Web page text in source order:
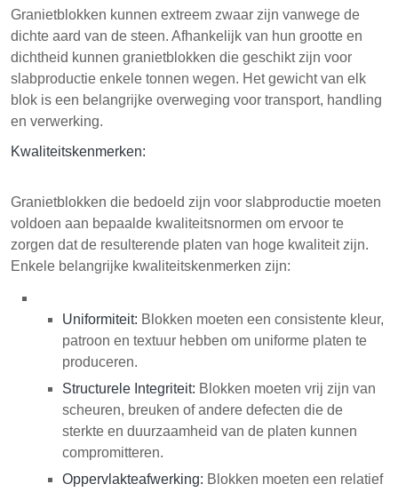
Granietblokken kunnen extreem zwaar zijn vanwege de
dichte aard van de steen. Afhankelijk van hun grootte en
dichtheid kunnen granietblokken die geschikt zijn voor
slabproductie enkele tonnen wegen. Het gewicht van elk
blok is een belangrijke overweging voor transport, handling
en verwerking.
Kwaliteitskenmerken:
Granietblokken die bedoeld zijn voor slabproductie moeten
voldoen aan bepaalde kwaliteitsnormen om ervoor te
zorgen dat de resulterende platen van hoge kwaliteit zijn.
Enkele belangrijke kwaliteitskenmerken zijn:
Uniformiteit: Blokken moeten een consistente kleur,
patroon en textuur hebben om uniforme platen te
produceren.
Structurele Integriteit: Blokken moeten vrij zijn van
scheuren, breuken of andere defecten die de
sterkte en duurzaamheid van de platen kunnen
compromitteren.
Oppervlakteafwerking: Blokken moeten een relatief